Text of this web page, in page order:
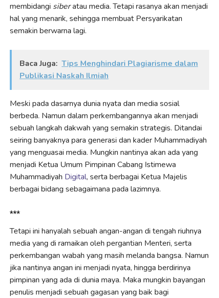
membidangi siberatau media. Tetapi rasanya akan menjadi
hal yang menarik, sehingga membuat Persyarikatan
semakin berwarna lagi.
Baca Juga: Tips Menghindari Plagiarisme dalam
Publikasi Naskah Ilmiah
Meski pada dasarnya dunia nyata dan media sosial
berbeda. Namun dalam perkembangannya akan menjadi
sebuah langkah dakwah yang semakin strategis. Ditandai
seiring banyaknya para generasi dan kader Muhammadiyah
yang menguasai media. Mungkin nantinya akan ada yang
menjadi Ketua Umum Pimpinan Cabang Istimewa
Muhammadiyah Digital, serta berbagai Ketua Majelis
berbagai bidang sebagaimana pada lazimnya.
***
Tetapi ini hanyalah sebuah angan-angan di tengah riuhnya
media yang di ramaikan oleh pergantian Menteri, serta
perkembangan wabah yang masih melanda bangsa. Namun
jika nantinya angan ini menjadi nyata, hingga berdirinya
pimpinan yang ada di dunia maya. Maka mungkin bayangan
penulis menjadi sebuah gagasan yang baik bagi